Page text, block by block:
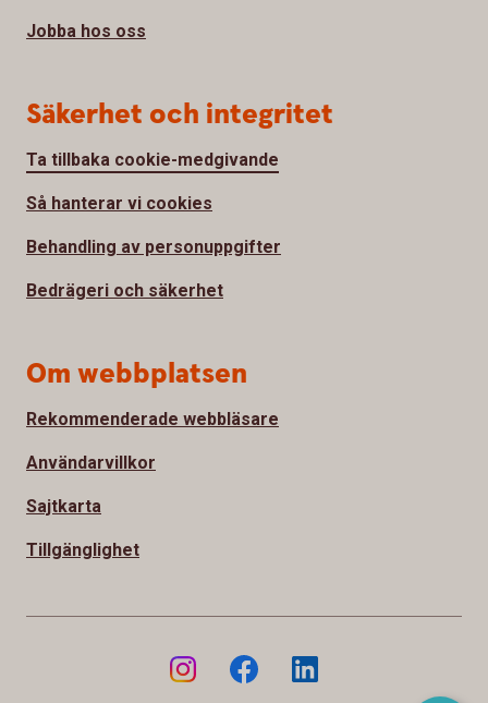
Jobba hos oss
Säkerhet och integritet
Ta tillbaka cookie-medgivande
Så hanterar vi cookies
Behandling av personuppgifter
Bedrägeri och säkerhet
Om webbplatsen
Rekommenderade webbläsare
Användarvillkor
Sajtkarta
Tillgänglighet